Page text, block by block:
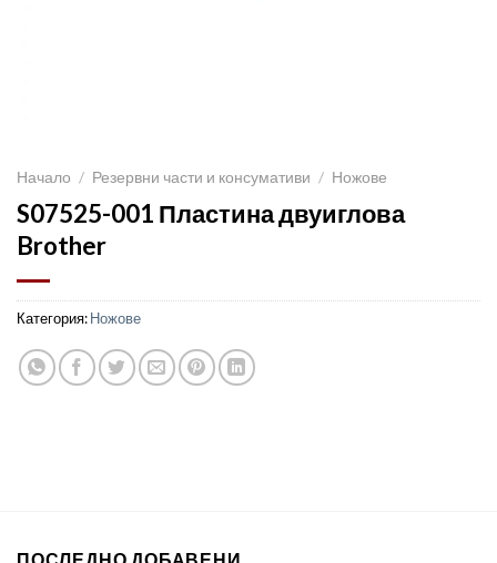
Начало / Резервни части и консумативи / Ножове
S07525-001 Пластина двуиглова
Brother
Категория:Ножове